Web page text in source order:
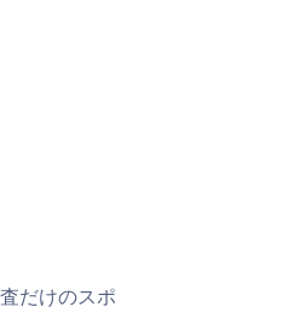
だけのスポ